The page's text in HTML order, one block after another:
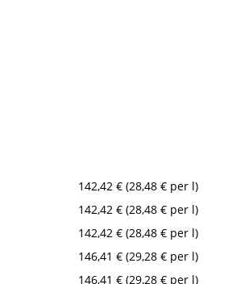
142,42 € (28,48 € per l)
142,42 € (28,48 € per l)
142,42 € (28,48 € per l)
146,41 € (29,28 € per l)
146,41 € (29,28 € per l)